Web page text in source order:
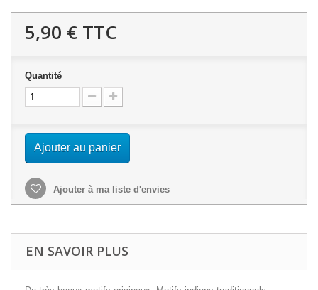
5,90 € TTC
Quantité
Ajouter au panier
Ajouter à ma liste d'envies
EN SAVOIR PLUS